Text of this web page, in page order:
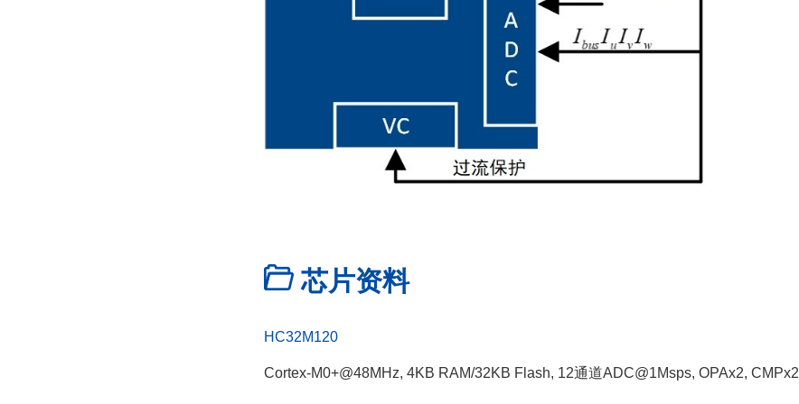
芯片资料
HC32M120
Cortex-M0+@48MHz, 4KB RAM/32KB Flash, 12通道ADC@1Msps, OPAx2, CMPx2